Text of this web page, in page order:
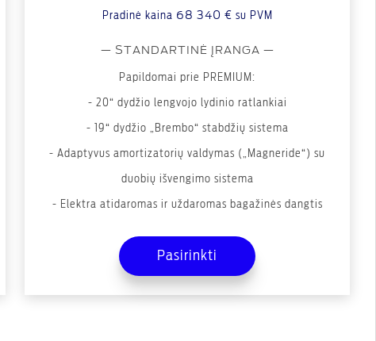
Pradinė kaina 68 340 € su PVM
— STANDARTINĖ ĮRANGA —
Papildomai prie PREMIUM:
- 20“ dydžio lengvojo lydinio ratlankiai
- 19“ dydžio „Brembo“ stabdžių sistema
- Adaptyvus amortizatorių valdymas („Magneride“) su
duobių išvengimo sistema
- Elektra atidaromas ir uždaromas bagažinės dangtis
- „B&O“ garso sistema – 10 aukšto lygio garsiakalbių ir
Pasirinkti